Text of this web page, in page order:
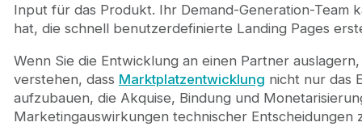
Input für das Produkt. Ihr Demand-Generation-
hat, die schnell benutzerdefinierte Landing Pages
Wenn Sie die Entwicklung an einen Partner
verstehen, dass Marktplatzentwicklung nicht nur das
aufzubauen, die Akquise, Bindung und
Marketingauswirkungen technischer Entscheidungen